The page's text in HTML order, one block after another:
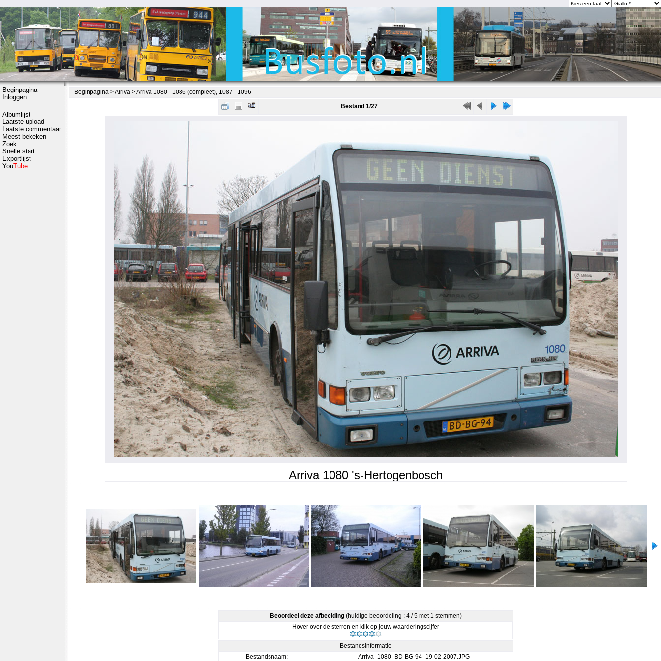
Beginpagina
Inloggen
Albumlijst
Laatste upload
Laatste commentaar
Meest bekeken
Zoek
Snelle start
Exportlijst
YouTube
Beginpagina >Arriva >Arriva 1080 - 1086 (compleet), 1087 - 1096
Bestand 1/27
Arriva 1080 's-Hertogenbosch
Beoordeel deze afbeelding(huidige beoordeling : 4 / 5 met 1 stemmen)
Hover over de sterren en klik op jouw waarderingscijfer
Bestandsinformatie
Bestandsnaam:
Arriva_1080_BD-BG-94_19-02-2007.JPG